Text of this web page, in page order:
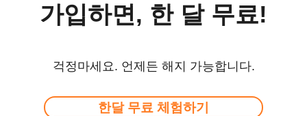
가입하면, 한 달 무료!
걱정마세요. 언제든 해지 가능합니다.
한달 무료 체험하기